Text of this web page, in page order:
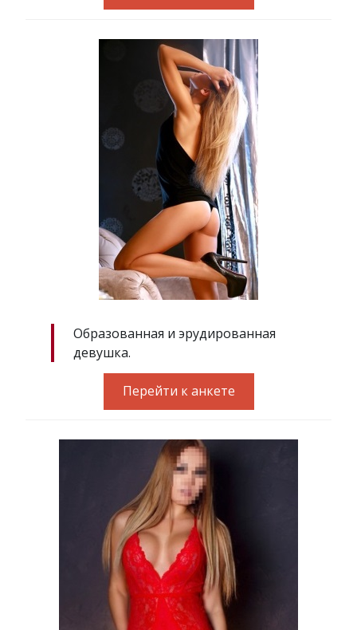
Образованная и эрудированная
девушка.
Перейти к анкете